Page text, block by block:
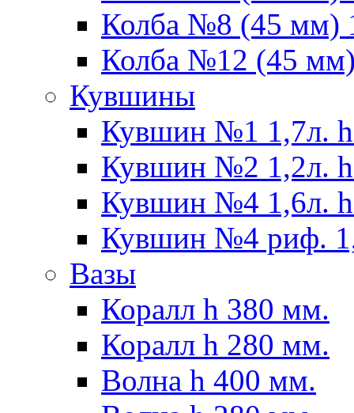
Колба №8 (45 мм)
Колба №12 (45
Кувшины
Кувшин №1 1,7л.
Кувшин №2 1,2л.
Кувшин №4 1,6л.
Кувшин №4 риф.
Вазы
Коралл h 380 мм.
Коралл h 280 мм.
Волна h 400 мм.